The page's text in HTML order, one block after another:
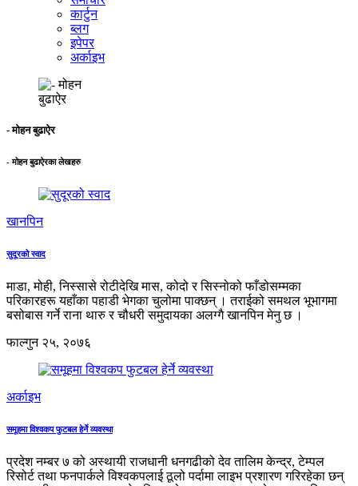
कार्टुन
ब्लग
इपेपर
अर्काइभ
- मोहन बुढाऐर
- मोहन बुढाऐरका लेखहरु
खानपिन
सुदूरको स्वाद
माडा, मोही, निस्सासे रोटीदेखि मास, कोदो र सिस्नोको फाँडोसम्मका
परिकारहरू यहाँका पहाडी भेगका चुलोमा पाक्छन् । तराईको समथल भूभागमा
बसोबास गर्ने राना थारु र चौधरी समुदायका अलग्गै खानपिन मेनु छ ।
फाल्गुन २५, २०७६
अर्काइभ
समूहमा विश्वकप फुटबल हेर्ने व्यवस्था
प्रदेश नम्बर ७ को अस्थायी राजधानी धनगढीको देव तालिम केन्द्र, टेम्पल
रिसोर्ट तथा फनपार्कले विश्वकपलाई ठूलो पर्दामा लाइभ प्रशारण गरिरहेका छन्